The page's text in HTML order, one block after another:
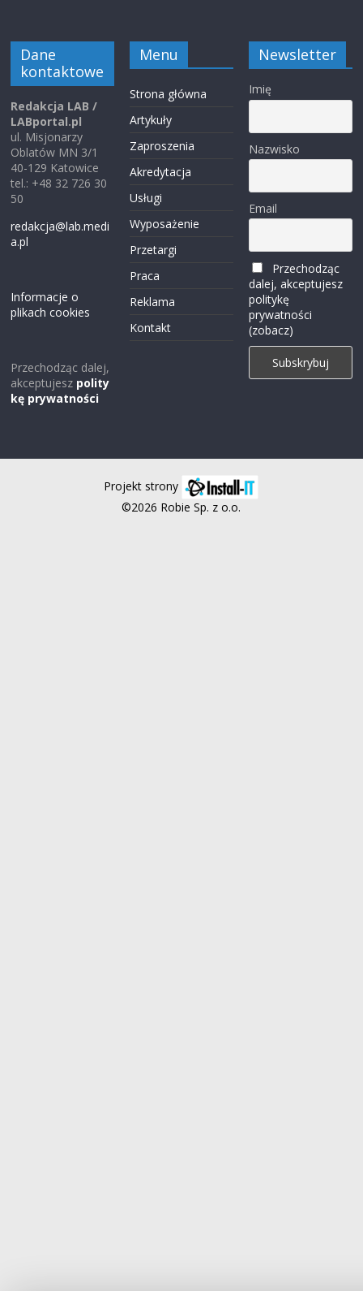
Dane
kontaktowe
Redakcja LAB /
LABportal.pl
ul. Misjonarzy
Oblatów MN 3/1
40-129 Katowice
tel.: +48 32 726 30
50
redakcja@lab.medi
a.pl
Informacje o
plikach cookies
Przechodząc dalej,
akceptujesz polity
kę prywatności
Menu
Strona główna
Artykuły
Zaproszenia
Akredytacja
Usługi
Wyposażenie
Przetargi
Praca
Reklama
Kontakt
Newsletter
Imię
Nazwisko
Email
Przechodząc
dalej, akceptujesz
politykę
prywatności
(zobacz)
Projekt strony
©2026 Robie Sp. z o.o.